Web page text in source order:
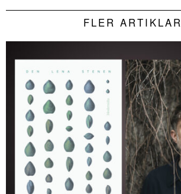
FLER ARTIKLAR